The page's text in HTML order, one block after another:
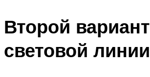
Второй вариант
световой линии